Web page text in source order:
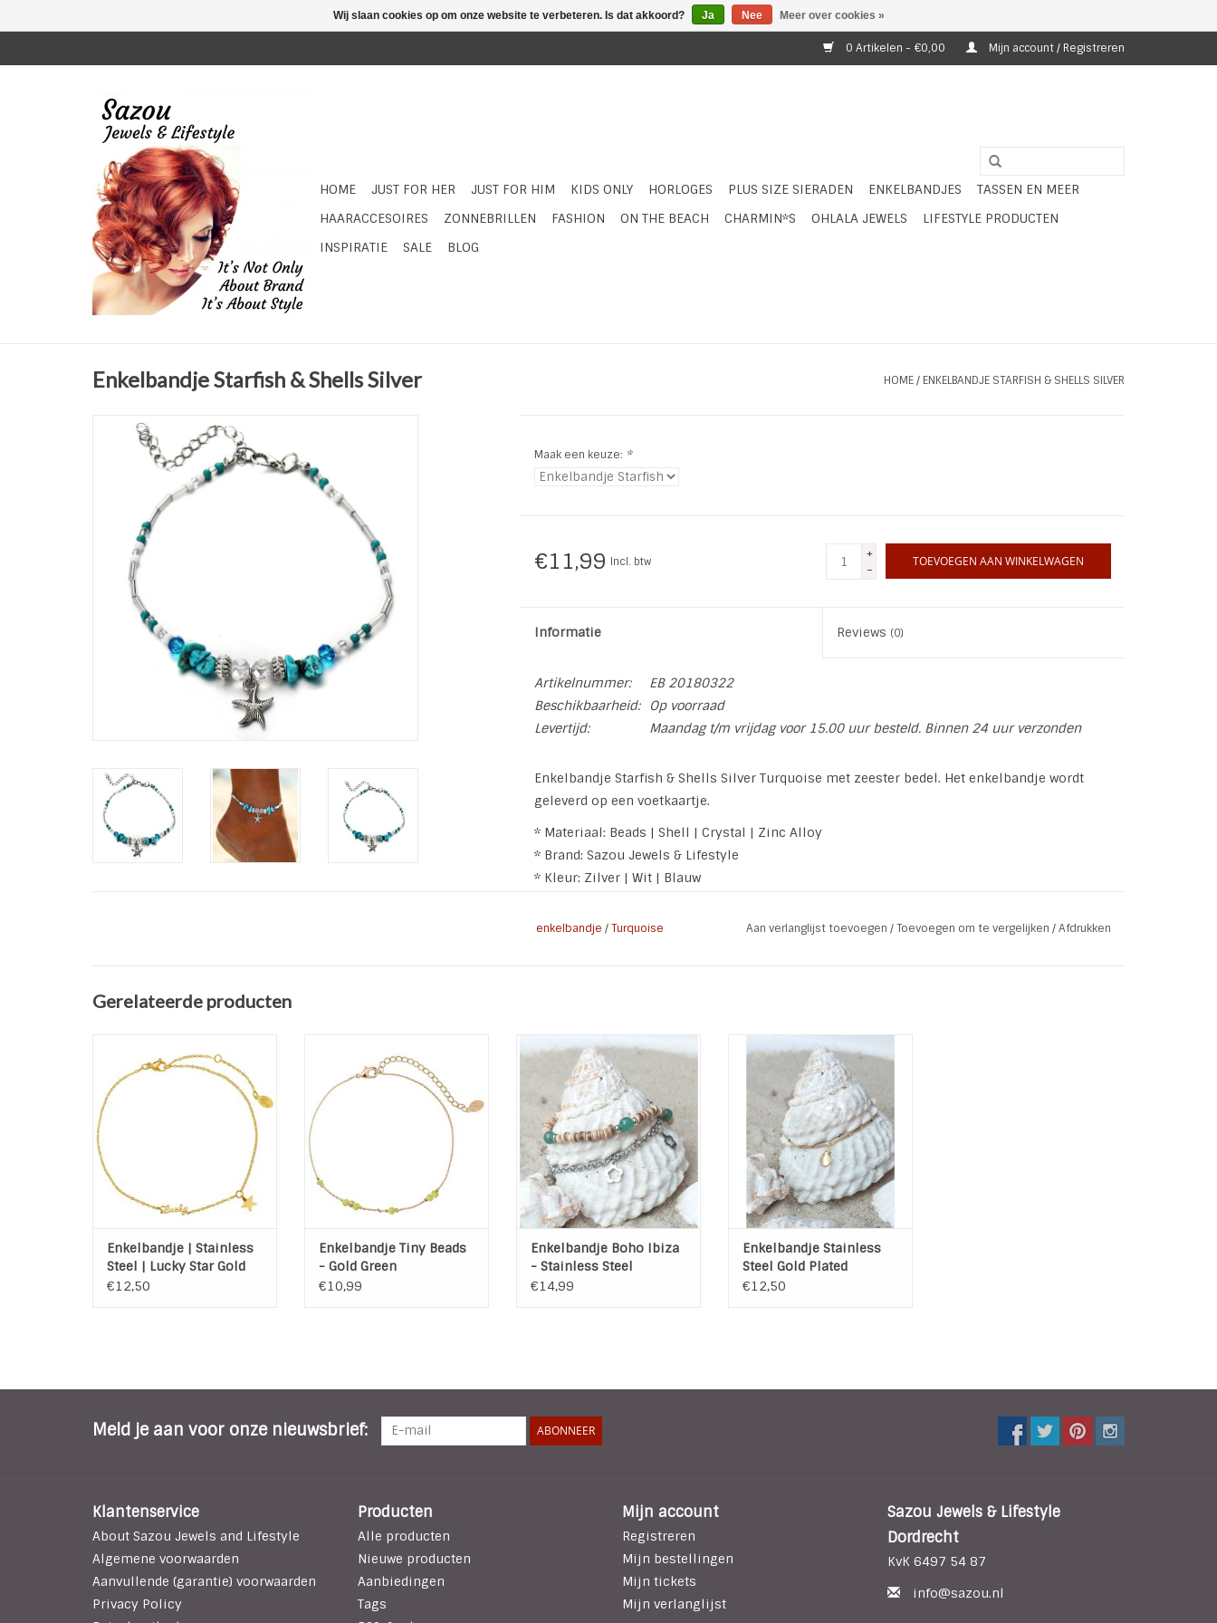
0 Artikelen - €0,00 Mijn account / Registreren
HOME JUST FOR HER JUST FOR HIM KIDS ONLY HORLOGES PLUS SIZE SIERADEN ENKELBANDJES
TASSEN EN MEER
HAARACCESOIRES
ZONNEBRILLEN FASHION ON THE BEACH CHARMIN*S OHLALA JEWELS
LIFESTYLE PRODUCTEN
INSPIRATIE
SALE BLOG
Enkelbandje Starfish & Shells Silver HOME/ ENKELBANDJE STARFISH & SHELLS SILVER
Maak een keuze: *
€11,99 Incl. btw
+
-
TOEVOEGEN AAN WINKELWAGEN
Informatie Reviews (0)
Artikelnummer:
EB 20180322
Beschikbaarheid:
Op voorraad
Levertijd:
Maandag t/m vrijdag voor 15.00 uur besteld. Binnen 24 uur verzonden
Enkelbandje Starfish & Shells Silver Turquoise met zeester bedel. Het enkelbandje wordt
geleverd op een voetkaartje.
* Materiaal: Beads | Shell | Crystal | Zinc Alloy
* Brand: Sazou Jewels & Lifestyle
* Kleur: Zilver | Wit | Blauw
enkelbandje /Turquoise Aan verlanglijst toevoegen /Toevoegen om te vergelijken /Afdrukken
Gerelateerde producten
een mooi maar fijn
enkelbandje van Stainless
Materiaal: Stainless Steel Gold
Lengte: 22 cm + 5 cm
verlengkettinkje
Enkelbandje | Stainless
Steel | Lucky Star Gold
€12,50
Green is een mooi fijn
enkelbandje.
Lengte: 21,5 cm + 5 cm
TOEVOEGEN AAN WINKELWAGEN
Enkelbandje Tiny Beads
- Gold Green
€10,99
Enkelbandje Boho /Ibiza
Lengte: 24 cm en 5 cm
verlengkettinkje
Materiaal: Stainless Steel /
Kokos / Groene jade
TOEVOEGEN AAN WINKELWAGEN
Enkelbandje Boho Ibiza
- Stainless Steel
€14,99
Gold Plated "Schelp"
Lengte: 23 + 1 cm
verlengkettinkje
TOEVOEGEN AAN WINKELWAGEN
Enkelbandje Stainless
Steel Gold Plated
"Schelp"
€12,50
Meld je aan voor onze nieuwsbrief: ABONNEER
Klantenservice
About Sazou Jewels and Lifestyle
Algemene voorwaarden
Aanvullende (garantie) voorwaarden
Privacy Policy
Producten
Alle producten
Nieuwe producten
Aanbiedingen
Tags
Mijn account
Registreren
Mijn bestellingen
Mijn tickets
Mijn verlanglijst
Sazou Jewels & Lifestyle
Dordrecht
KvK 6497 54 87
info@sazou.nl
Wij slaan cookies op om onze website te verbeteren. Is dat akkoord? Ja Nee Meer over cookies »